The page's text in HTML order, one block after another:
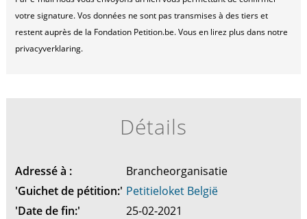
votre signature. Vos données ne sont pas transmises à des tiers et
restent auprès de la Fondation Petition.be. Vous en lirez plus dans notre
privacyverklaring.
Détails
Adressé à :
Brancheorganisatie
'Guichet de pétition:' Petitieloket België
'Date de fin:'
25-02-2021